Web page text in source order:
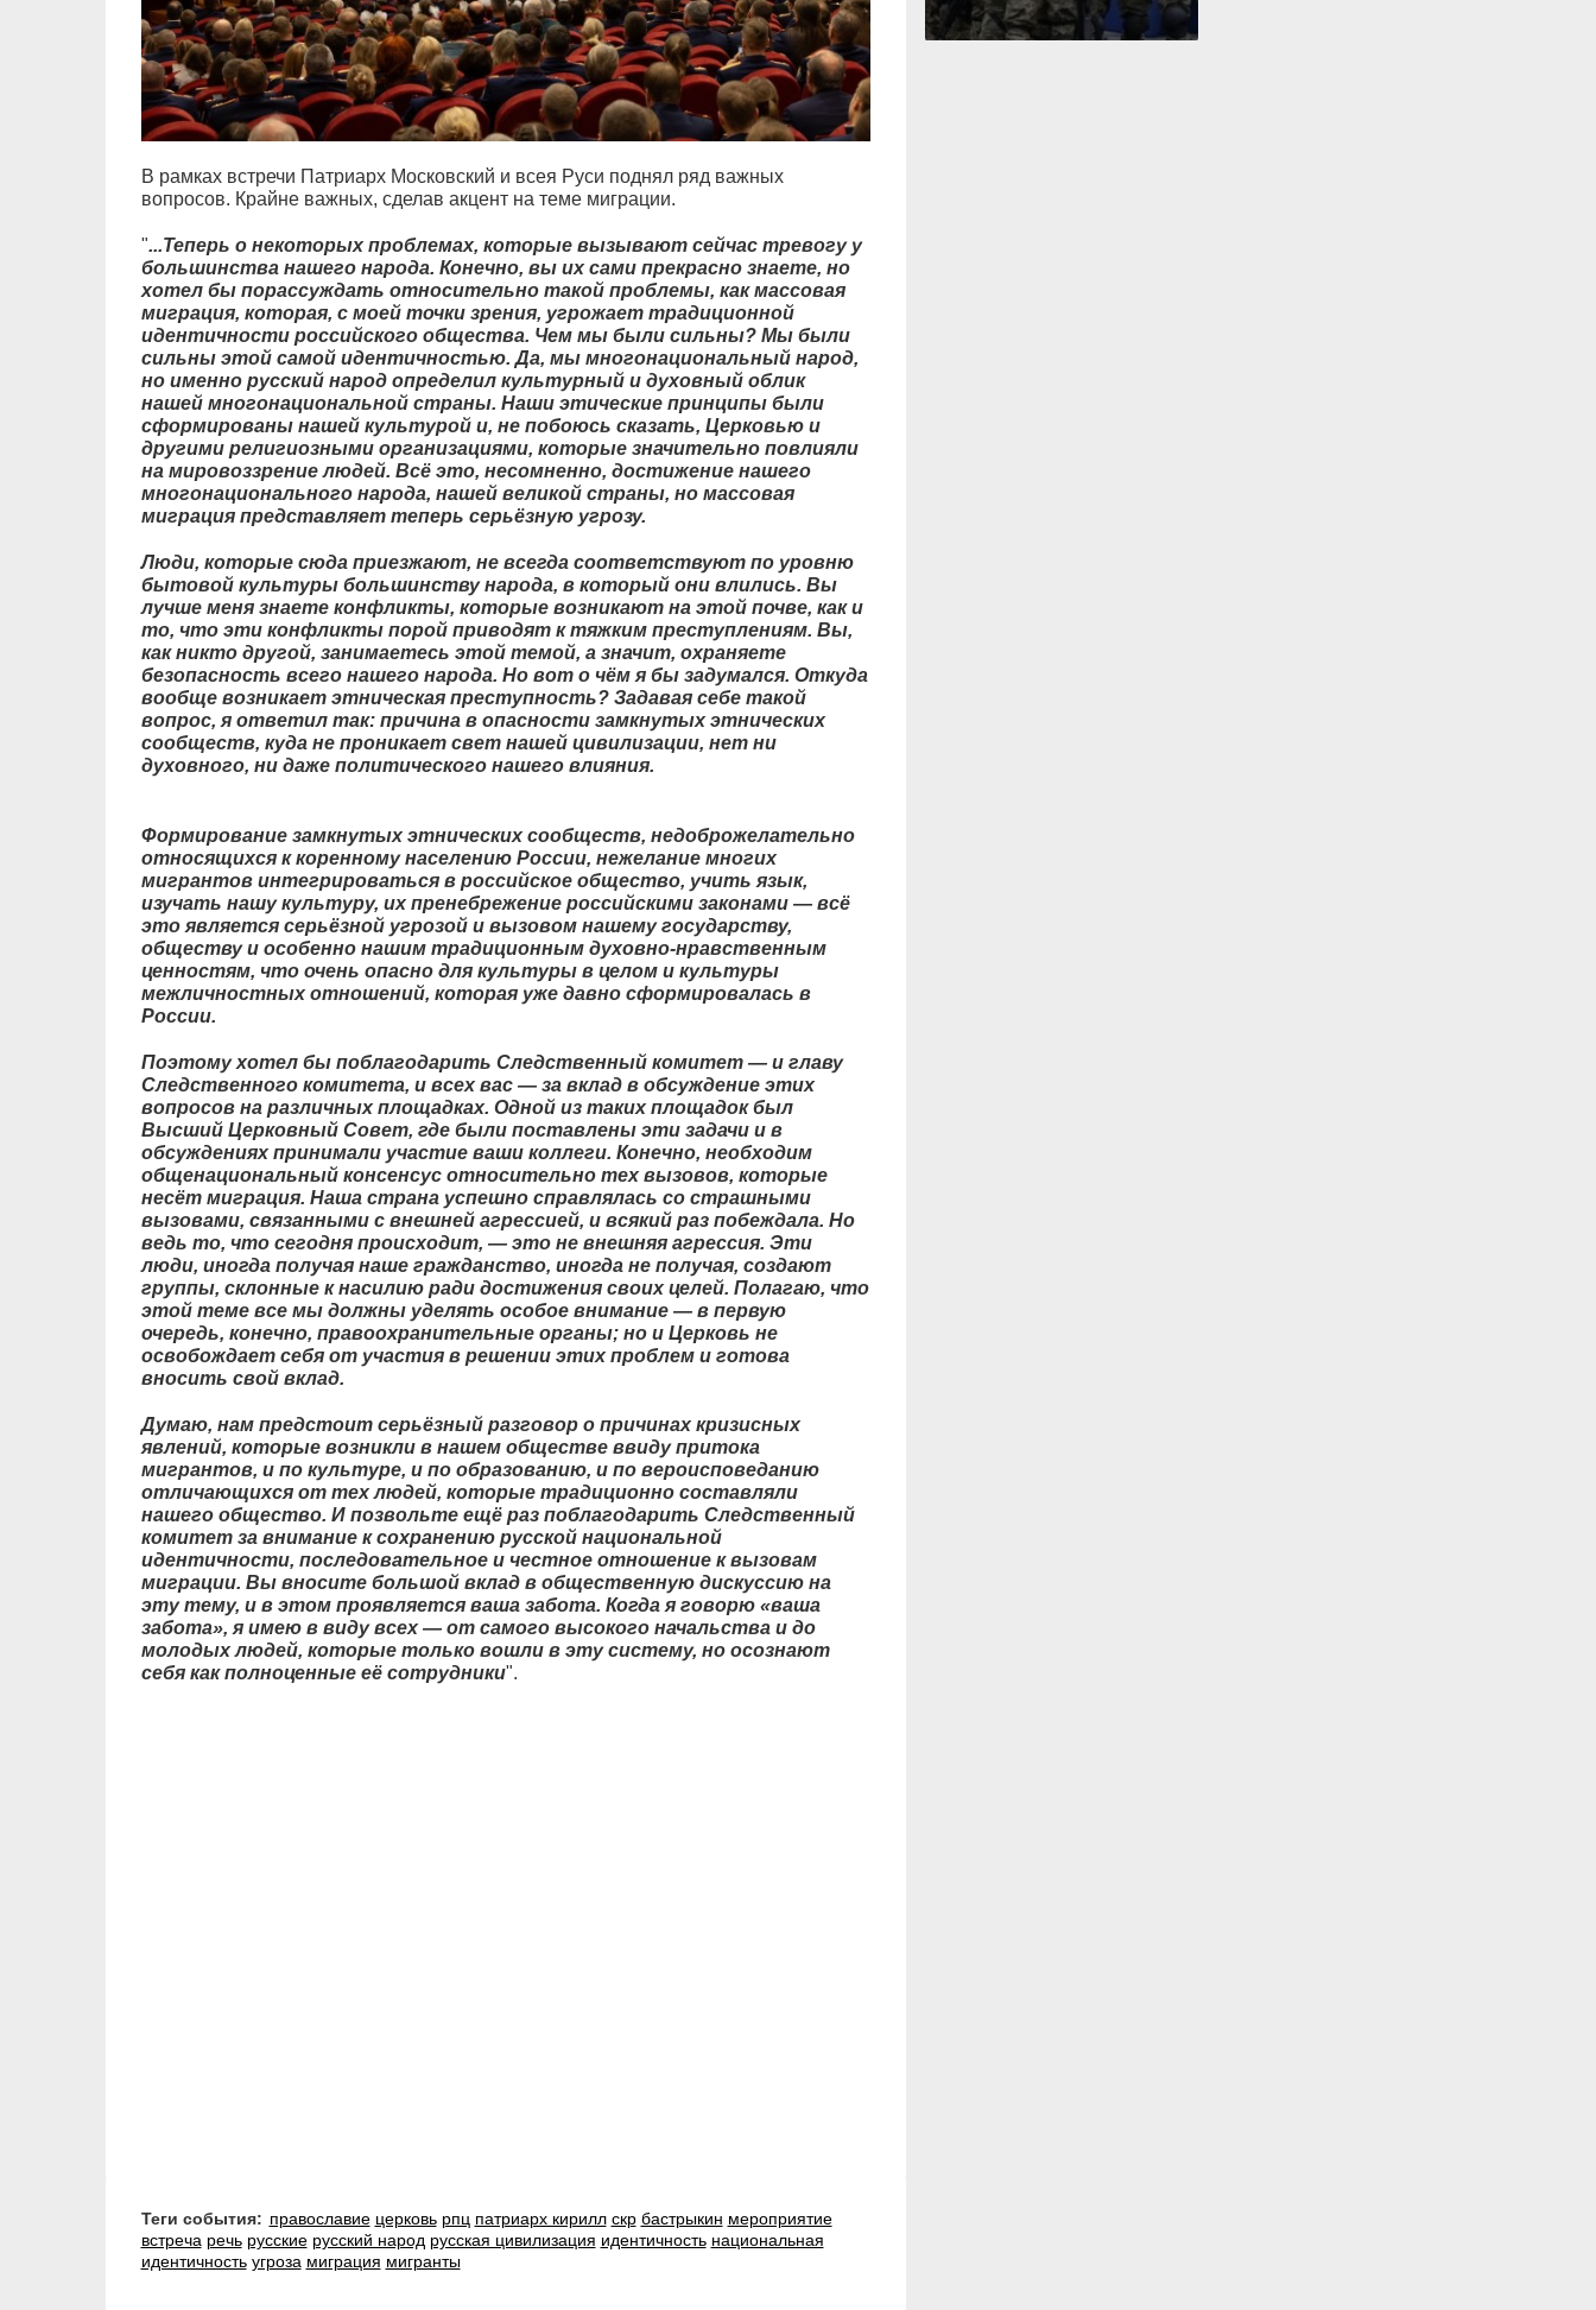
В рамках встречи Патриарх Московский и всея Руси поднял ряд важных
вопросов. Крайне важных, сделав акцент на теме миграции.
"...Теперь о некоторых проблемах, которые вызывают сейчас тревогу у
большинства нашего народа. Конечно, вы их сами прекрасно знаете, но
хотел бы порассуждать относительно такой проблемы, как массовая
миграция, которая, с моей точки зрения, угрожает традиционной
идентичности российского общества. Чем мы были сильны? Мы были
сильны этой самой идентичностью. Да, мы многонациональный народ,
но именно русский народ определил культурный и духовный облик
нашей многонациональной страны. Наши этические принципы были
сформированы нашей культурой и, не побоюсь сказать, Церковью и
другими религиозными организациями, которые значительно повлияли
на мировоззрение людей. Всё это, несомненно, достижение нашего
многонационального народа, нашей великой страны, но массовая
миграция представляет теперь серьёзную угрозу.
Люди, которые сюда приезжают, не всегда соответствуют по уровню
бытовой культуры большинству народа, в который они влились. Вы
лучше меня знаете конфликты, которые возникают на этой почве, как и
то, что эти конфликты порой приводят к тяжким преступлениям. Вы,
как никто другой, занимаетесь этой темой, а значит, охраняете
безопасность всего нашего народа. Но вот о чём я бы задумался. Откуда
вообще возникает этническая преступность? Задавая себе такой
вопрос, я ответил так: причина в опасности замкнутых этнических
сообществ, куда не проникает свет нашей цивилизации, нет ни
духовного, ни даже политического нашего влияния.
Формирование замкнутых этнических сообществ, недоброжелательно
относящихся к коренному населению России, нежелание многих
мигрантов интегрироваться в российское общество, учить язык,
изучать нашу культуру, их пренебрежение российскими законами — всё
это является серьёзной угрозой и вызовом нашему государству,
обществу и особенно нашим традиционным духовно-нравственным
ценностям, что очень опасно для культуры в целом и культуры
межличностных отношений, которая уже давно сформировалась в
России.
Поэтому хотел бы поблагодарить Следственный комитет — и главу
Следственного комитета, и всех вас — за вклад в обсуждение этих
вопросов на различных площадках. Одной из таких площадок был
Высший Церковный Совет, где были поставлены эти задачи и в
обсуждениях принимали участие ваши коллеги. Конечно, необходим
общенациональный консенсус относительно тех вызовов, которые
несёт миграция. Наша страна успешно справлялась со страшными
вызовами, связанными с внешней агрессией, и всякий раз побеждала. Но
ведь то, что сегодня происходит, — это не внешняя агрессия. Эти
люди, иногда получая наше гражданство, иногда не получая, создают
группы, склонные к насилию ради достижения своих целей. Полагаю, что
этой теме все мы должны уделять особое внимание — в первую
очередь, конечно, правоохранительные органы; но и Церковь не
освобождает себя от участия в решении этих проблем и готова
вносить свой вклад.
Думаю, нам предстоит серьёзный разговор о причинах кризисных
явлений, которые возникли в нашем обществе ввиду притока
мигрантов, и по культуре, и по образованию, и по вероисповеданию
отличающихся от тех людей, которые традиционно составляли
нашего общество. И позвольте ещё раз поблагодарить Следственный
комитет за внимание к сохранению русской национальной
идентичности, последовательное и честное отношение к вызовам
миграции. Вы вносите большой вклад в общественную дискуссию на
эту тему, и в этом проявляется ваша забота. Когда я говорю «ваша
забота», я имею в виду всех — от самого высокого начальства и до
молодых людей, которые только вошли в эту систему, но осознают
себя как полноценные её сотрудники".
Теги события: православие церковь рпц патриарх кирилл скр бастрыкин мероприятие
встреча речь русские русский народ русская цивилизация идентичность национальная
идентичность угроза миграция мигранты